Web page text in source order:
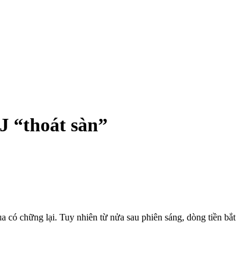
“thoát sàn”
chững lại. Tuy nhiên từ nửa sau phiên sáng, dòng tiền bắt